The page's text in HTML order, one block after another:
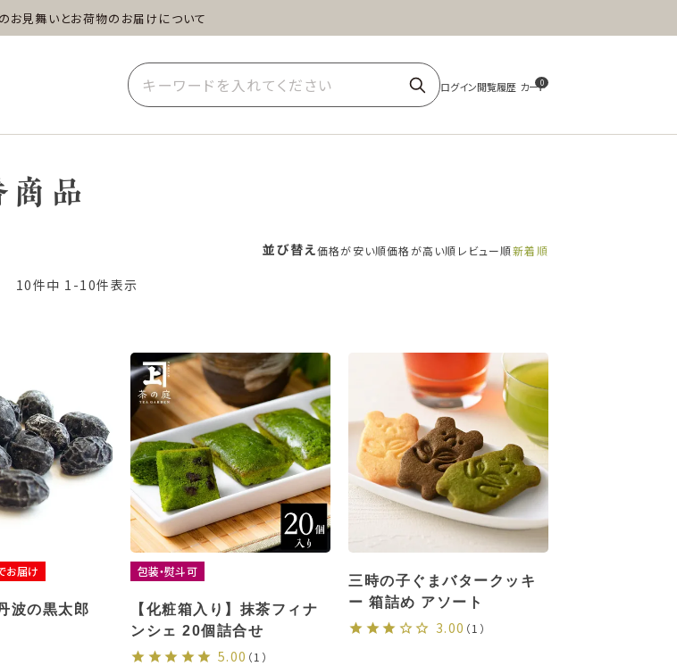
お見舞いとお荷物のお届けについて
0
水出し茶
商品一覧
商品
並び替え価格が安い順価格が高い順 レビュー順新着順
10件中 1 -10件表示
お届け
波の黒太郎
包装・熨斗可
【化粧箱入り】抹茶フィナ
ンシェ 20個詰合せ
5.00 （1）
三時の子ぐまバタークッキ
ー 箱詰め アソート
3.00 （1）